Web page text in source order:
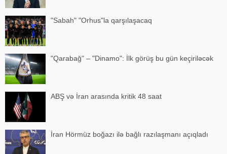
"Sabah" "Orhus"la qarşılaşacaq
"Qarabağ" – "Dinamo": İlk görüş bu gün keçiriləcək
ABŞ və İran arasında kritik 48 saat
İran Hörmüz boğazı ilə bağlı razılaşmanı açıqladı